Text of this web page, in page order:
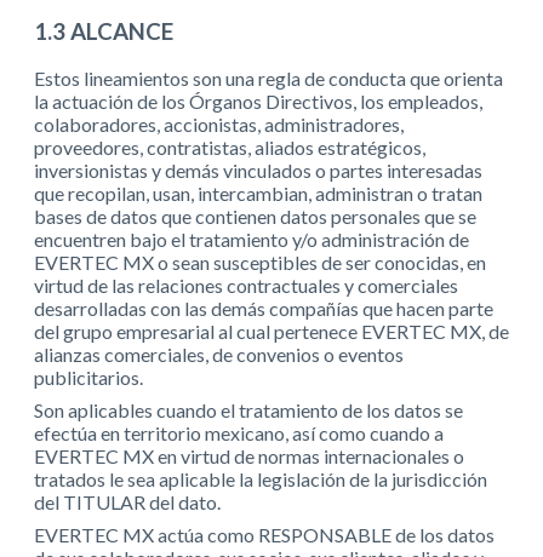
1.3 ALCANCE
Estos lineamientos son una regla de conducta que orienta
la actuación de los Órganos Directivos, los empleados,
colaboradores, accionistas, administradores,
proveedores, contratistas, aliados estratégicos,
inversionistas y demás vinculados o partes interesadas
que recopilan, usan, intercambian, administran o tratan
bases de datos que contienen datos personales que se
encuentren bajo el tratamiento y/o administración de
EVERTEC MX o sean susceptibles de ser conocidas, en
virtud de las relaciones contractuales y comerciales
desarrolladas con las demás compañías que hacen parte
del grupo empresarial al cual pertenece EVERTEC MX, de
alianzas comerciales, de convenios o eventos
publicitarios.
Son aplicables cuando el tratamiento de los datos se
efectúa en territorio mexicano, así como cuando a
EVERTEC MX en virtud de normas internacionales o
tratados le sea aplicable la legislación de la jurisdicción
del TITULAR del dato.
EVERTEC MX actúa como RESPONSABLE de los datos